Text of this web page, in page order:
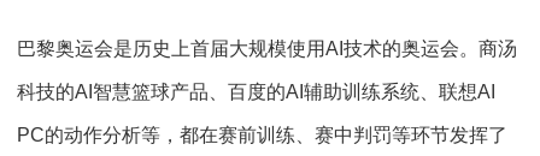
巴黎奥运会是历史上首届大规模使用AI 技术的奥运会。商汤
科技的AI 智慧篮球产品、百度的AI 辅助训练系统、联想AI
PC的动作分析等，都在赛前训练、赛中判罚等环节发挥了